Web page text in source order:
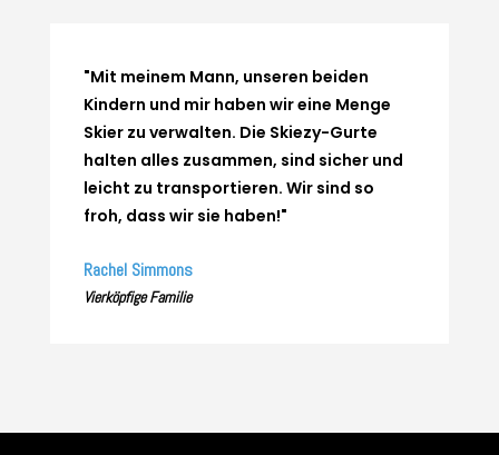
"Mit meinem Mann, unseren beiden
Kindern und mir haben wir eine Menge
Skier zu verwalten. Die Skiezy-Gurte
halten alles zusammen, sind sicher und
leicht zu transportieren. Wir sind so
froh, dass wir sie haben!"
Rachel Simmons
Vierköpfige Familie